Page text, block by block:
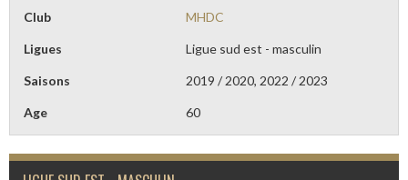
Club MHDC
Ligues Ligue sud est - masculin
Saisons 2019 / 2020, 2022 / 2023
Age 60